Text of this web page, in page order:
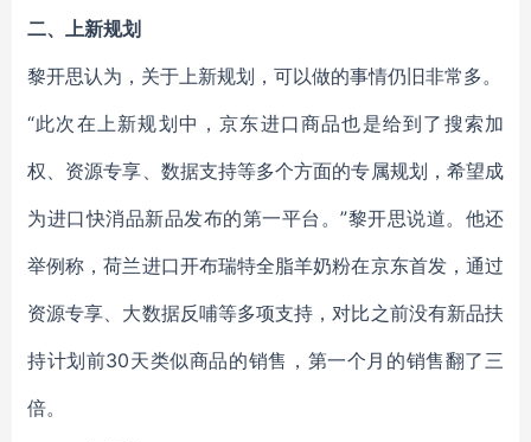
二、上新规划
黎开思认为，关于上新规划，可以做的事情仍旧非常多。
“此次在上新规划中，京东进口商品也是给到了搜索加
权、资源专享、数据支持等多个方面的专属规划，希望成
为进口快消品新品发布的第一平台。”黎开思说道。他还
举例称，荷兰进口开布瑞特全脂羊奶粉在京东首发，通过
资源专享、大数据反哺等多项支持，对比之前没有新品扶
持计划前30天类似商品的销售，第一个月的销售翻了三
倍。